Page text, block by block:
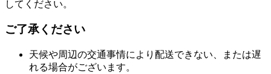
してください。
ご了承ください
天候や周辺の交通事情により配送できない、または遅
れる場合がございます。